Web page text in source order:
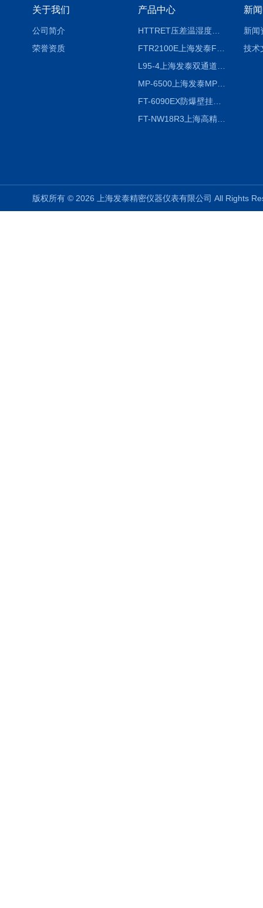
关于我们
公司简介
荣誉资质
产品中心
HTTRET压差温湿度显示屏
MP-6500上海发泰MP-6500 压力记录器
FT-6090EX防爆壁挂式沼气分析检测仪
FT-NW18R3上海高精度温度记录仪
新
新闻
技术
版权所有 © 2026 上海发泰精密仪器仪表有限公司 All